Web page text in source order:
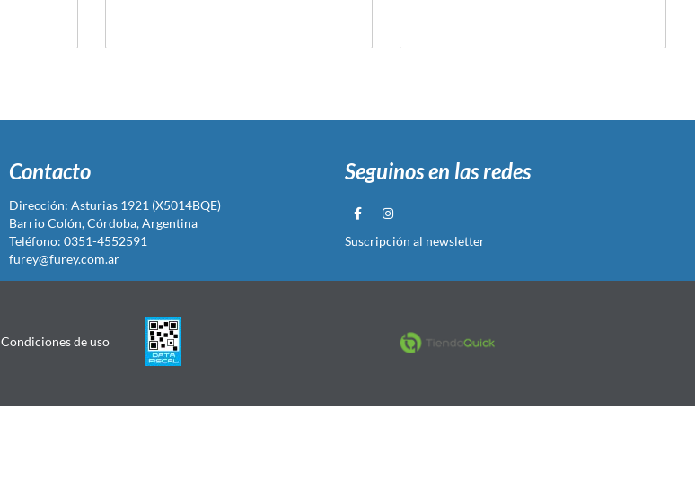
Contacto
Dirección: Asturias 1921 (X5014BQE)
Barrio Colón, Córdoba, Argentina
Teléfono: 0351-4552591
furey@furey.com.ar
Seguinos en las redes
Suscripción al newsletter
Condiciones de uso